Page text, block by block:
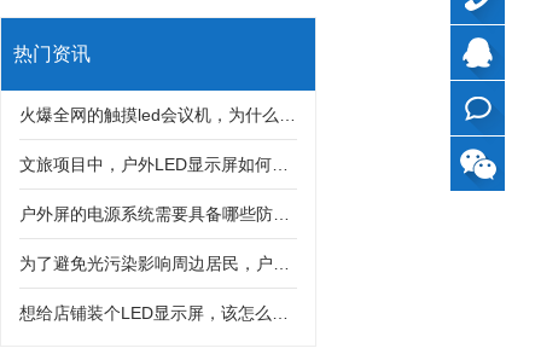
热门资讯
QQ
在线